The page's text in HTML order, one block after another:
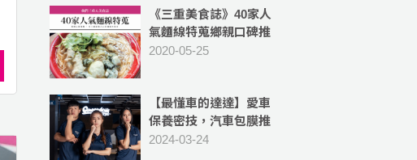
《三重美食誌》40家人
氣麵線特蒐鄉親口碑推
薦 ， 全三重感動人心的
2020-05-25
【最懂車的達達】愛車
保養密技，汽車包膜推
薦--『皇后驅專業車體
2024-03-24